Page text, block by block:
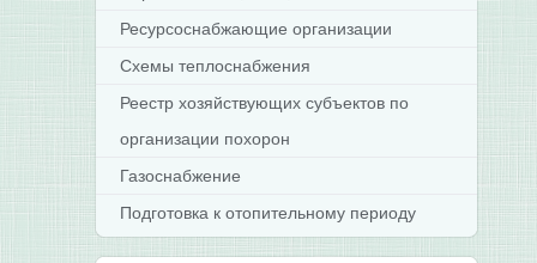
Ресурсоснабжающие организации
Схемы теплоснабжения
Реестр хозяйствующих субъектов по
организации похорон
Газоснабжение
Подготовка к отопительному периоду